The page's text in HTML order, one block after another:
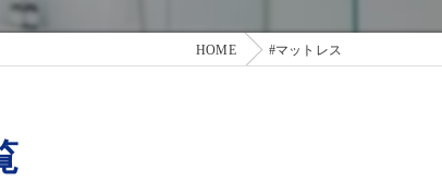
HOME #マットレス